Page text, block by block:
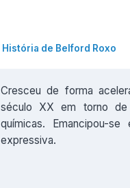
História de Belford Roxo
Cresceu de forma
século XX em torno de
químicas. Emancipou-
expressiva.